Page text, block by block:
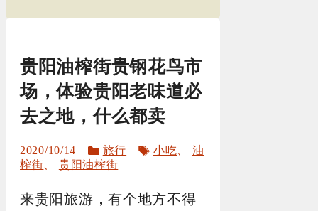
贵阳油榨街贵钢花鸟市
场，体验贵阳老味道必
去之地，什么都卖
2020/10/14
分
类
旅行
标
小吃
油
榨街
贵阳油榨街
来贵阳旅游，有个地方不得